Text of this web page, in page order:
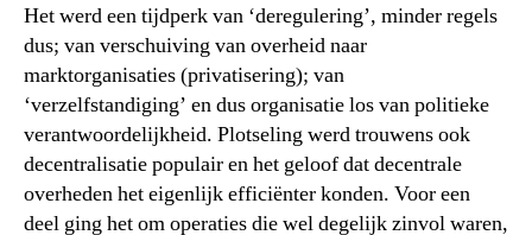
Het werd een tijdperk van ‘deregulering’, minder regels
dus; van verschuiving van overheid naar
marktorganisaties (privatisering); van
‘verzelfstandiging’ en dus organisatie los van politieke
verantwoordelijkheid. Plotseling werd trouwens ook
decentralisatie populair en het geloof dat decentrale
overheden het eigenlijk efficiënter konden. Voor een
deel ging het om operaties die wel degelijk zinvol waren,